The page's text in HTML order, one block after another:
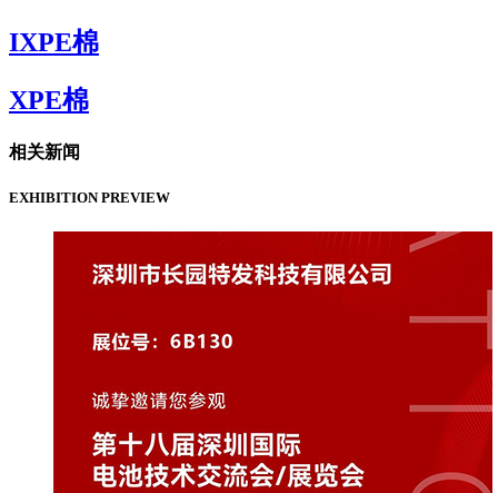
IXPE棉
XPE棉
相关新闻
EXHIBITION PREVIEW